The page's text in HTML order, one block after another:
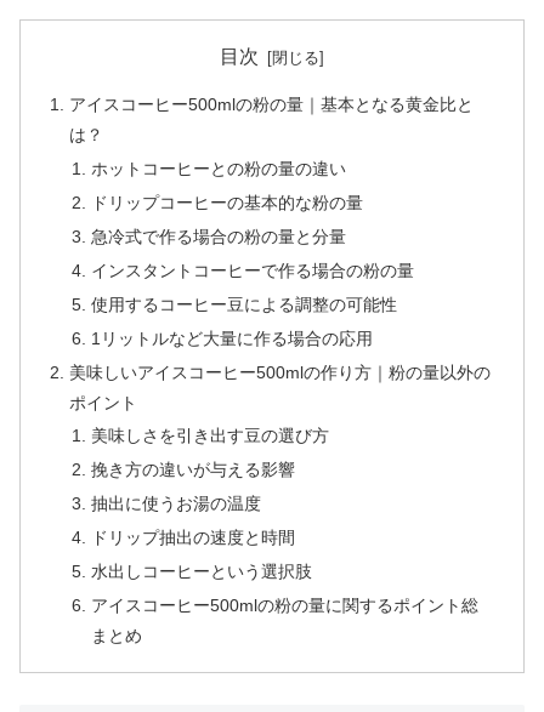
目次
アイスコーヒー500mlの粉の量｜基本となる黄金比と
は？
ホットコーヒーとの粉の量の違い
ドリップコーヒーの基本的な粉の量
急冷式で作る場合の粉の量と分量
インスタントコーヒーで作る場合の粉の量
使用するコーヒー豆による調整の可能性
1リットルなど大量に作る場合の応用
美味しいアイスコーヒー500mlの作り方｜粉の量以外の
ポイント
美味しさを引き出す豆の選び方
挽き方の違いが与える影響
抽出に使うお湯の温度
ドリップ抽出の速度と時間
水出しコーヒーという選択肢
アイスコーヒー500mlの粉の量に関するポイント総
まとめ